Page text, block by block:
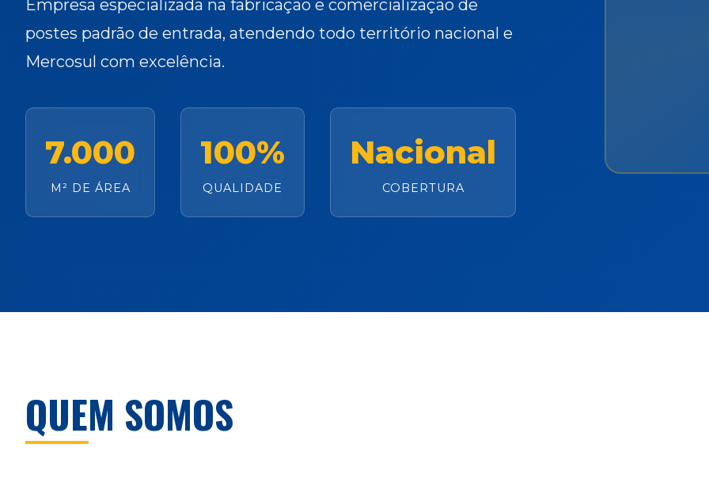
Empresa especializada na fabricação e comercialização de
postes padrão de entrada, atendendo todo território nacional e
Mercosul com excelência.
7.000
M² DE ÁREA
100%
QUALIDADE
Nacional
COBERTURA
QUEM SOMOS